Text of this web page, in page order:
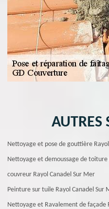
AUTRES
Nettoyage et pose de gouttière
Nettoyage et demoussage de toiture
couvreur Rayol Canadel Sur Mer
Peinture sur tuile Rayol Canadel Sur
Nettoyage et Ravalement de façade